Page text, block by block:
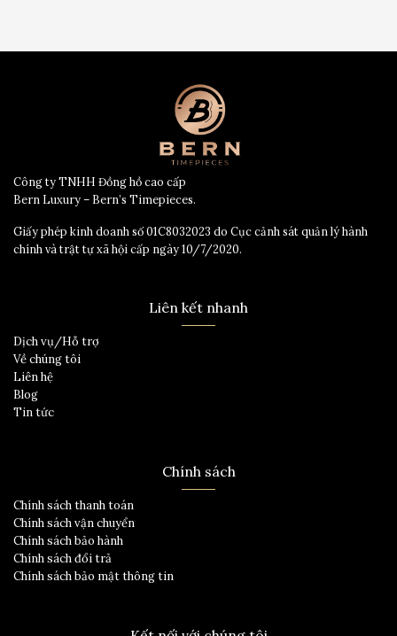
Công ty TNHH Đồng hồ cao cấp
Bern Luxury – Bern’s Timepieces.
Giấy phép kinh doanh số 01C8032023 do Cục cảnh sát quản lý hành
chính và trật tự xã hội cấp ngày 10/7/2020.
Liên kết nhanh
Dịch vụ/Hỗ trợ
Về chúng tôi
Liên hệ
Blog
Tin tức
Chính sách
Chính sách thanh toán
Chính sách vận chuyển
Chính sách bảo hành
Chính sách đổi trả
Chính sách bảo mật thông tin